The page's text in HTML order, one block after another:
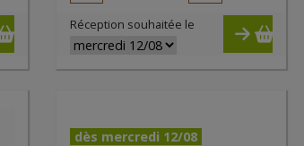
Réception souhaitée le
dès mercredi 12/08